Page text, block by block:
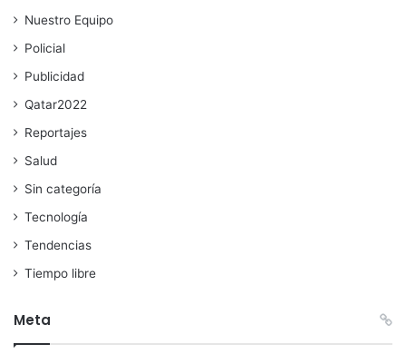
Nuestro Equipo
Policial
Publicidad
Qatar2022
Reportajes
Salud
Sin categoría
Tecnología
Tendencias
Tiempo libre
Meta